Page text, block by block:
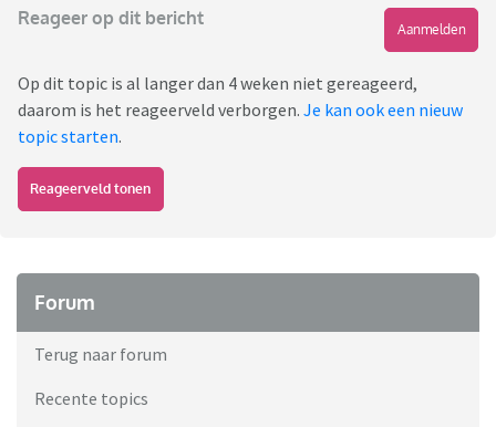
Reageer op dit bericht
Aanmelden
Op dit topic is al langer dan 4 weken niet gereageerd,
daarom is het reageerveld verborgen. Je kan ook een nieuw
topic starten.
Reageerveld tonen
Forum
Terug naar forum
Recente topics